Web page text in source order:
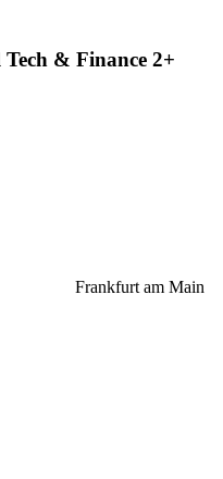
& Finance 2+
Frankfurt am Main